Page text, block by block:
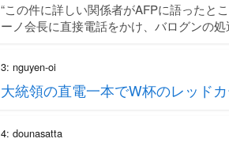
“この件に詳しい関係者がAFPに語ったと
ーノ会長に直接電話をかけ、バログンの
3: nguyen-oi
大統領の直電一本でW杯のレッド
4: dounasatta